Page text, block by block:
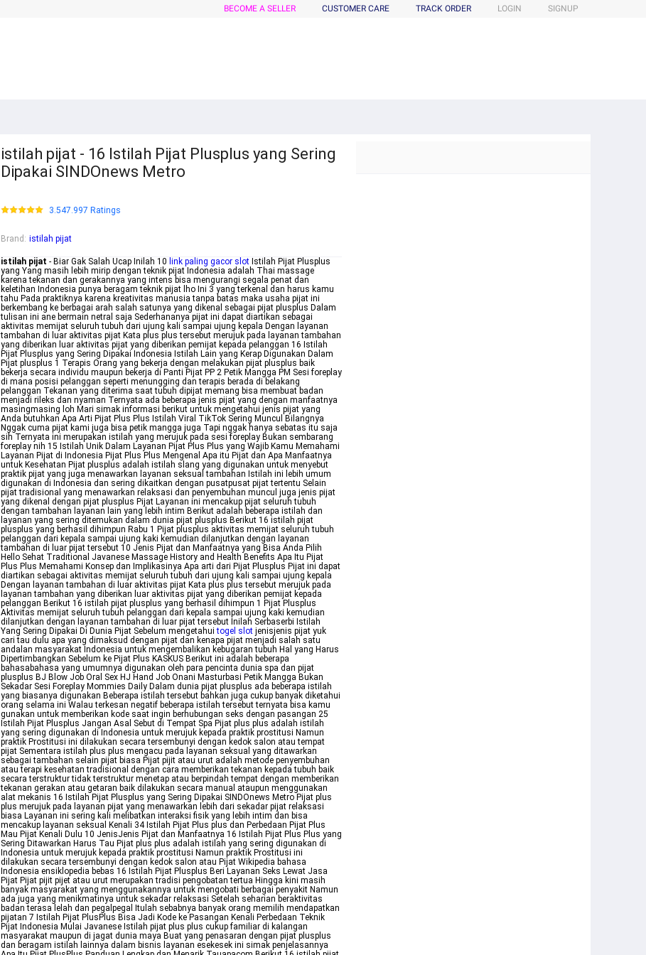
BECOME A SELLER CUSTOMER CARE TRACK ORDER LOGIN SIGNUP
istilah pijat - 16 Istilah Pijat Plusplus yang Sering
Dipakai SINDOnews Metro
3.547.997 Ratings
Brand : istilah pijat
istilah pijat - Biar Gak Salah Ucap Inilah 10 link paling gacor slot Istilah Pijat Plusplus
yang Yang masih lebih mirip dengan teknik pijat Indonesia adalah Thai massage
karena tekanan dan gerakannya yang intens bisa mengurangi segala penat dan
keletihan Indonesia punya beragam teknik pijat lho Ini 3 yang terkenal dan harus kamu
tahu Pada praktiknya karena kreativitas manusia tanpa batas maka usaha pijat ini
berkembang ke berbagai arah salah satunya yang dikenal sebagai pijat plusplus Dalam
tulisan ini ane bermain netral saja Sederhananya pijat ini dapat diartikan sebagai
aktivitas memijat seluruh tubuh dari ujung kali sampai ujung kepala Dengan layanan
tambahan di luar aktivitas pijat Kata plus plus tersebut merujuk pada layanan tambahan
yang diberikan luar aktivitas pijat yang diberikan pemijat kepada pelanggan 16 Istilah
Pijat Plusplus yang Sering Dipakai Indonesia Istilah Lain yang Kerap Digunakan Dalam
Pijat plusplus 1 Terapis Orang yang bekerja dengan melakukan pijat plusplus baik
bekerja secara individu maupun bekerja di Panti Pijat PP 2 Petik Mangga PM Sesi foreplay
di mana posisi pelanggan seperti menungging dan terapis berada di belakang
pelanggan Tekanan yang diterima saat tubuh dipijat memang bisa membuat badan
menjadi rileks dan nyaman Ternyata ada beberapa jenis pijat yang dengan manfaatnya
masingmasing loh Mari simak informasi berikut untuk mengetahui jenis pijat yang
Anda butuhkan Apa Arti Pijat Plus Plus Istilah Viral TikTok Sering Muncul Bilangnya
Nggak cuma pijat kami juga bisa petik mangga juga Tapi nggak hanya sebatas itu saja
sih Ternyata ini merupakan istilah yang merujuk pada sesi foreplay Bukan sembarang
foreplay nih 15 Istilah Unik Dalam Layanan Pijat Plus Plus yang Wajib Kamu Memahami
Layanan Pijat di Indonesia Pijat Plus Plus Mengenal Apa itu Pijat dan Apa Manfaatnya
untuk Kesehatan Pijat plusplus adalah istilah slang yang digunakan untuk menyebut
praktik pijat yang juga menawarkan layanan seksual tambahan Istilah ini lebih umum
digunakan di Indonesia dan sering dikaitkan dengan pusatpusat pijat tertentu Selain
pijat tradisional yang menawarkan relaksasi dan penyembuhan muncul juga jenis pijat
yang dikenal dengan pijat plusplus Pijat Layanan ini mencakup pijat seluruh tubuh
dengan tambahan layanan lain yang lebih intim Berikut adalah beberapa istilah dan
layanan yang sering ditemukan dalam dunia pijat plusplus Berikut 16 istilah pijat
plusplus yang berhasil dihimpun Rabu 1 Pijat plusplus aktivitas memijat seluruh tubuh
pelanggan dari kepala sampai ujung kaki kemudian dilanjutkan dengan layanan
tambahan di luar pijat tersebut 10 Jenis Pijat dan Manfaatnya yang Bisa Anda Pilih
Hello Sehat Traditional Javanese Massage History and Health Benefits Apa Itu Pijat
Plus Plus Memahami Konsep dan Implikasinya Apa arti dari Pijat Plusplus Pijat ini dapat
diartikan sebagai aktivitas memijat seluruh tubuh dari ujung kali sampai ujung kepala
Dengan layanan tambahan di luar aktivitas pijat Kata plus plus tersebut merujuk pada
layanan tambahan yang diberikan luar aktivitas pijat yang diberikan pemijat kepada
pelanggan Berikut 16 istilah pijat plusplus yang berhasil dihimpun 1 Pijat Plusplus
Aktivitas memijat seluruh tubuh pelanggan dari kepala sampai ujung kaki kemudian
dilanjutkan dengan layanan tambahan di luar pijat tersebut Inilah Serbaserbi Istilah
Yang Sering Dipakai Di Dunia Pijat Sebelum mengetahuitogel slot jenisjenis pijat yuk
cari tau dulu apa yang dimaksud dengan pijat dan kenapa pijat menjadi salah satu
andalan masyarakat Indonesia untuk mengembalikan kebugaran tubuh Hal yang Harus
Dipertimbangkan Sebelum ke Pijat Plus KASKUS Berikut ini adalah beberapa
bahasabahasa yang umumnya digunakan oleh para pencinta dunia spa dan pijat
plusplus BJ Blow Job Oral Sex HJ Hand Job Onani Masturbasi Petik Mangga Bukan
Sekadar Sesi Foreplay Mommies Daily Dalam dunia pijat plusplus ada beberapa istilah
yang biasanya digunakan Beberapa istilah tersebut bahkan juga cukup banyak diketahui
orang selama ini Walau terkesan negatif beberapa istilah tersebut ternyata bisa kamu
gunakan untuk memberikan kode saat ingin berhubungan seks dengan pasangan 25
Istilah Pijat Plusplus Jangan Asal Sebut di Tempat Spa Pijat plus plus adalah istilah
yang sering digunakan di Indonesia untuk merujuk kepada praktik prostitusi Namun
praktik Prostitusi ini dilakukan secara tersembunyi dengan kedok salon atau tempat
pijat Sementara istilah plus plus mengacu pada layanan seksual yang ditawarkan
sebagai tambahan selain pijat biasa Pijat pijit atau urut adalah metode penyembuhan
atau terapi kesehatan tradisional dengan cara memberikan tekanan kepada tubuh baik
secara terstruktur tidak terstruktur menetap atau berpindah tempat dengan memberikan
tekanan gerakan atau getaran baik dilakukan secara manual ataupun menggunakan
alat mekanis 16 Istilah Pijat Plusplus yang Sering Dipakai SINDOnews Metro Pijat plus
plus merujuk pada layanan pijat yang menawarkan lebih dari sekadar pijat relaksasi
biasa Layanan ini sering kali melibatkan interaksi fisik yang lebih intim dan bisa
mencakup layanan seksual Kenali 34 Istilah Pijat Plus plus dan Perbedaan Pijat Plus
Mau Pijat Kenali Dulu 10 JenisJenis Pijat dan Manfaatnya 16 Istilah Pijat Plus Plus yang
Sering Ditawarkan Harus Tau Pijat plus plus adalah istilah yang sering digunakan di
Indonesia untuk merujuk kepada praktik prostitusi Namun praktik Prostitusi ini
dilakukan secara tersembunyi dengan kedok salon atau Pijat Wikipedia bahasa
Indonesia ensiklopedia bebas 16 Istilah Pijat Plusplus Beri Layanan Seks Lewat Jasa
Pijat Pijat pijit pijet atau urut merupakan tradisi pengobatan tertua Hingga kini masih
banyak masyarakat yang menggunakannya untuk mengobati berbagai penyakit Namun
ada juga yang menikmatinya untuk sekadar relaksasi Setelah seharian beraktivitas
badan terasa lelah dan pegalpegal Itulah sebabnya banyak orang memilih mendapatkan
pijatan 7 Istilah Pijat PlusPlus Bisa Jadi Kode ke Pasangan Kenali Perbedaan Teknik
Pijat Indonesia Mulai Javanese Istilah pijat plus plus cukup familiar di kalangan
masyarakat maupun di jagat dunia maya Buat yang penasaran dengan pijat plusplus
dan beragam istilah lainnya dalam bisnis layanan esekesek ini simak penjelasannya